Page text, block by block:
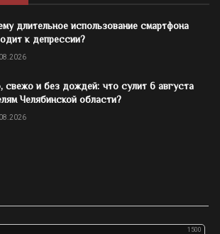
длительное использование смартфона
к депрессии?
свежо и без дождей: что сулит 6 августа
Челябинской области?
1500